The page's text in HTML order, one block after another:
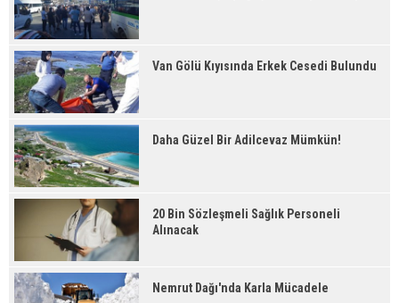
Van Gölü Kıyısında Erkek Cesedi Bulundu
Daha Güzel Bir Adilcevaz Mümkün!
20 Bin Sözleşmeli Sağlık Personeli
Alınacak
Nemrut Dağı'nda Karla Mücadele